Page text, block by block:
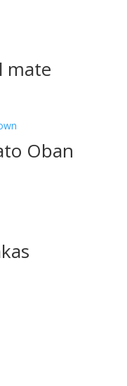
mate
Oban